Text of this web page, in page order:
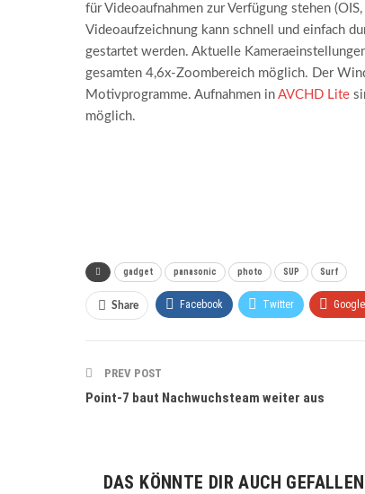
für Videoaufnahmen zur Verfügung stehen
Videoaufzeichnung kann schnell und einfach
gestartet werden. Aktuelle
gesamten 4,6x-Zoombereich möglich. Der
Motivprogramme. Aufnahmen in AVCHD Lite
möglich.
gadget panasonic photo SUP Surf
Share Facebook Twitter
PREV POST
Point-7 baut Nachwuchsteam weiter aus
DAS KÖNNTE DIR AUCH GEFALLEN